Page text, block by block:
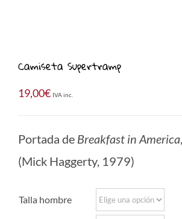
Camiseta Supertramp
19,00€ IVA inc.
Portada de Breakfast in America
(Mick Haggerty, 1979)
Talla hombre